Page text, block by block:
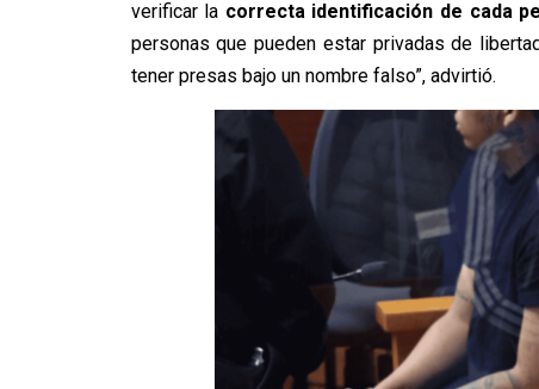
verificar la correcta identificación de cada
personas que pueden estar privadas de
tener presas bajo un nombre falso”, advirtió.